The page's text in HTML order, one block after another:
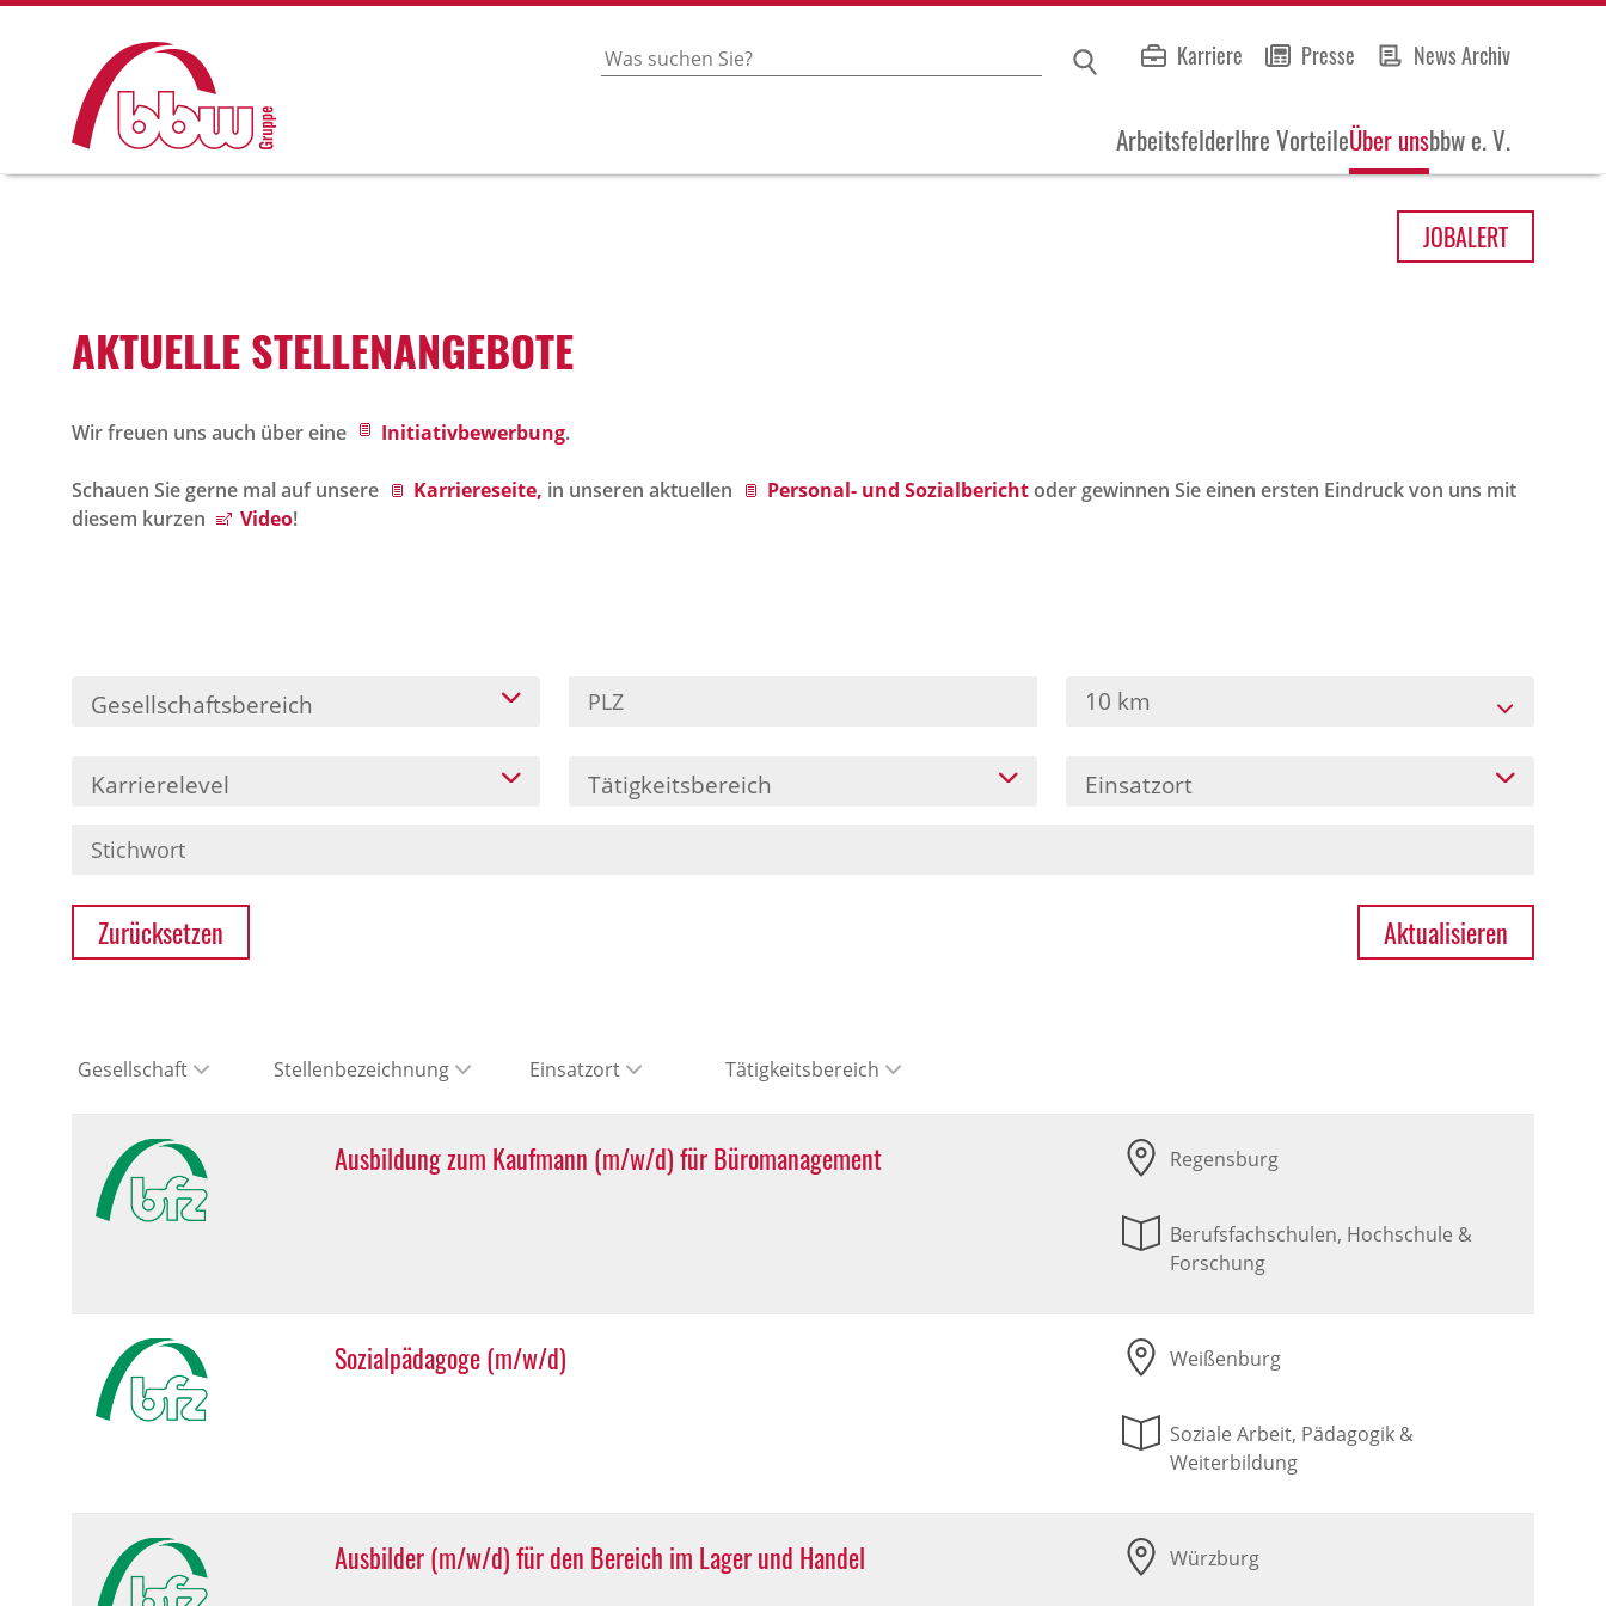
Karriere Presse News Archiv
ArbeitsfelderIhre VorteileÜber unsbbw e. V.
JOBALERT
AKTU­ELLE STEL­LEN­AN­GE­BOTE
Wir freuen uns auch über eine Initiativbewerbung.
Schauen Sie gerne mal auf unsere Karriereseite, in unseren aktuellen Personal- und Sozialberichtoder gewinnen Sie einen ersten Eindruck von uns mit
diesem kurzen
Video!
Gesellschaftsbereich 10 km
Karrierelevel Tätigkeitsbereich Einsatzort
Zurücksetzen Aktualisieren
Gesellschaft Stellenbezeichnung Einsatzort Tätigkeitsbereich
Ausbildung zum Kaufmann (m/w/d) für Büromanagement Regensburg
Berufsfachschulen, Hochschule &
Forschung
Sozialpädagoge (m/w/d) Weißenburg
Soziale Arbeit, Pädagogik &
Weiterbildung
Ausbilder (m/w/d) für den Bereich im Lager und Handel Würzburg